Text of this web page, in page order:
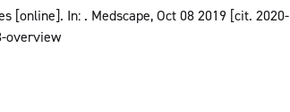
[online]. In: . Medscape, Oct 08 2019 [cit. 2020-
overview